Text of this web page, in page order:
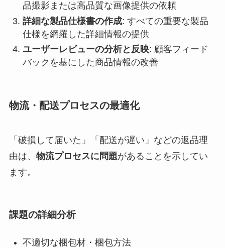
品撮影または高品質な画像提供の依頼
詳細な製品仕様書の作成: すべての重要な製品
仕様を網羅した詳細情報の提供
ユーザーレビューの分析と反映: 顧客フィード
バックを基にした商品情報の改善
物流・配送プロセスの最適化
「破損して届いた」「配送が遅い」などの返品理
由は、 物流プロセスに問題があることを示してい
ます。
課題の詳細分析
不適切な梱包材・梱包方法